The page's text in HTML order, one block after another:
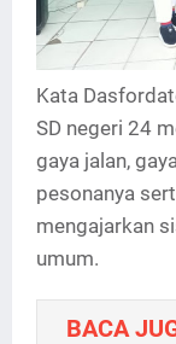
Kata
SD negeri 24
gaya jalan,
pesonanya
mengajarkan
umum.
BACA